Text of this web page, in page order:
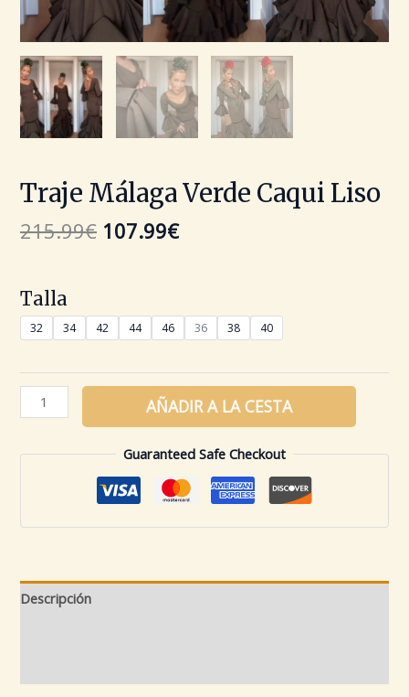
Traje Málaga Verde Caqui Liso
215.99€ 107.99€
Talla
32 34 42 44 46 36 38 40
AÑADIR A LA CESTA
Guaranteed Safe Checkout
Descripción